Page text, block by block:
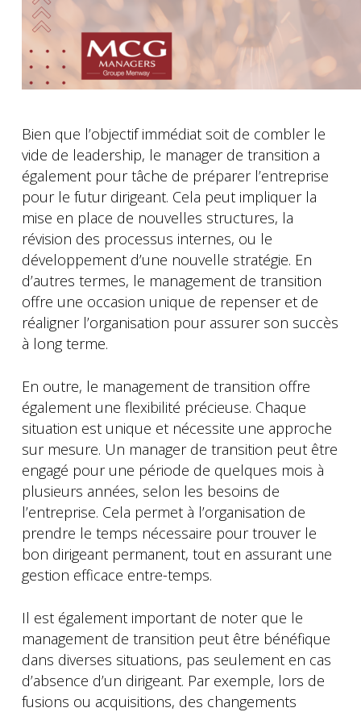
Bien que l’objectif immédiat soit de combler le
vide de leadership, le manager de transition a
également pour tâche de préparer l’entreprise
pour le futur dirigeant. Cela peut impliquer la
mise en place de nouvelles structures, la
révision des processus internes, ou le
développement d’une nouvelle stratégie. En
d’autres termes, le management de transition
offre une occasion unique de repenser et de
réaligner l’organisation pour assurer son succès
à long terme.
En outre, le management de transition offre
également une flexibilité précieuse. Chaque
situation est unique et nécessite une approche
sur mesure. Un manager de transition peut être
engagé pour une période de quelques mois à
plusieurs années, selon les besoins de
l’entreprise. Cela permet à l’organisation de
prendre le temps nécessaire pour trouver le
bon dirigeant permanent, tout en assurant une
gestion efficace entre-temps.
Il est également important de noter que le
management de transition peut être bénéfique
dans diverses situations, pas seulement en cas
d’absence d’un dirigeant. Par exemple, lors de
fusions ou acquisitions, des changements